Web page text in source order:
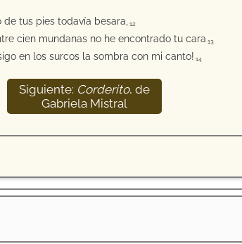
de tus pies todavía besara, 12
cien mundanas no he encontrado tu cara 13
en los surcos la sombra con mi canto! 14
Siguiente: Corderito, de
Gabriela Mistral